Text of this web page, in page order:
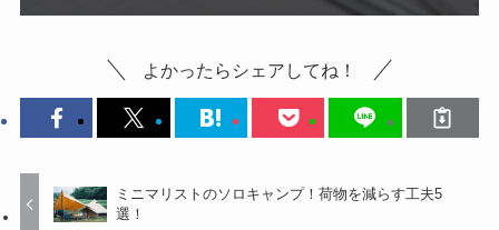
よかったらシェアしてね！
ミニマリストのソロキャンプ！荷物を減らす工夫5
選！